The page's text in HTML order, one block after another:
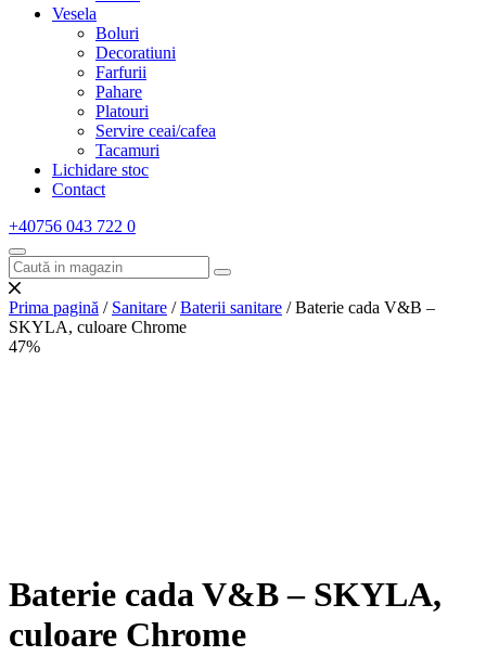
Vesela
Boluri
Decoratiuni
Farfurii
Pahare
Platouri
Servire ceai/cafea
Tacamuri
Lichidare stoc
Contact
+40756 043 722 0
Prima pagină / Sanitare /Baterii sanitare / Baterie cada V&B –
SKYLA, culoare Chrome
47%
Baterie cada V&B – SKYLA,
culoare Chrome